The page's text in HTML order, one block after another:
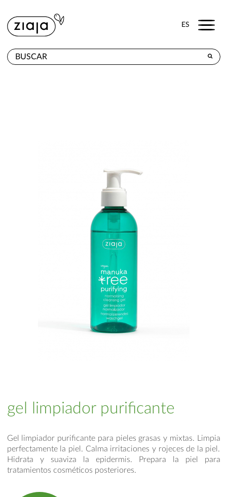
ES Menu
gel limpiador purificante
Gel limpiador purificante para pieles grasas y mixtas. Limpia
perfectamente la piel. Calma irritaciones y rojeces de la piel.
Hidrata y suaviza la epidermis. Prepara la piel para
tratamientos cosméticos posteriores.